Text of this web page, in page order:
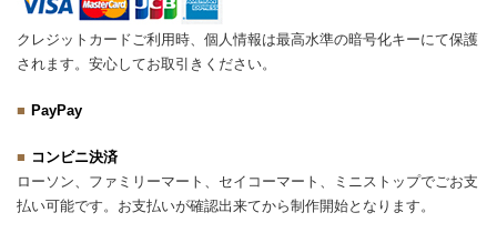
クレジットカードご利用時、個人情報は最高水準の暗号化キーにて保護
されます。安心してお取引きください。
PayPay
コンビニ決済
ローソン、ファミリーマート、セイコーマート、ミニストップでごお支
払い可能です。お支払いが確認出来てから制作開始となります。